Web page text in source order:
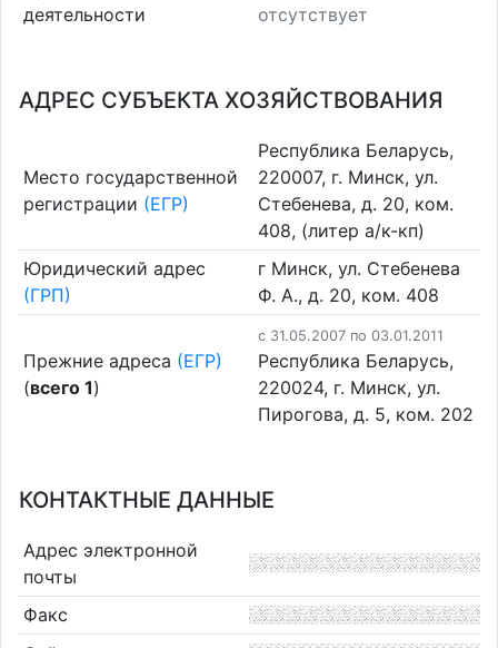
деятельности
отсутствует
АДРЕС СУБЪЕКТА ХОЗЯЙСТВОВАНИЯ
Место государственной
регистрации (ЕГР)
Республика Беларусь,
220007, г. Минск, ул.
Стебенева, д. 20, ком.
408, (литер а/к-кп)
Юридический адрес
(ГРП)
г Минск, ул. Стебенева
Ф. А., д. 20, ком. 408
Прежние адреса (ЕГР)
(всего 1)
c 31.05.2007 по 03.01.2011
Республика Беларусь,
220024, г. Минск, ул.
Пирогова, д. 5, ком. 202
КОНТАКТНЫЕ ДАННЫЕ
Адрес электронной
почты
Факс